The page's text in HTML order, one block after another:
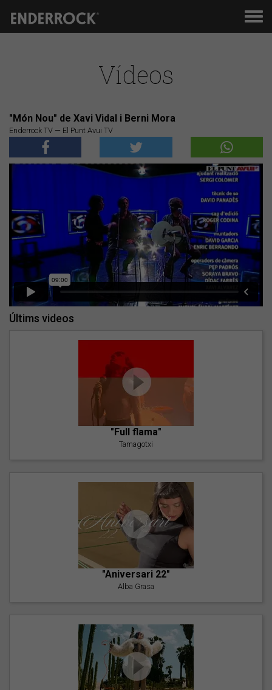
Vídeos
"Món Nou" de Xavi Vidal i Berni Mora
Enderrock TV — El Punt Avui TV
Últims videos
"Full flama"
Tamagotxi
"Aniversari 22"
Alba Grasa